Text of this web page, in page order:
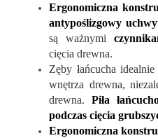
Ergonomiczna
antypoślizgowy
są ważnymi
cięcia drewna.
Zęby łańcucha
wnętrza drewna,
drewna. Piła
podczas cięcia
Ergonomiczna